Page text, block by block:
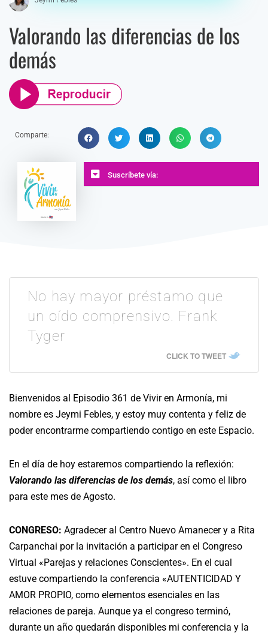
Valorando las diferencias de los
demás
Comparte:
Suscríbete vía:
No hay mayor préstamo que
un oído comprensivo. Frank
Tyger
CLICK TO TWEET
Bienvenidos al Episodio 361 de Vivir en Armonía, mi
nombre es Jeymi Febles, y estoy muy contenta y feliz de
poder encontrarme compartiendo contigo en este Espacio.
En el día de hoy estaremos compartiendo la reflexión:
Valorando las diferencias de los demás, así como el libro
para este mes de Agosto.
CONGRESO: Agradecer al Centro Nuevo Amanecer y a Rita
Carpanchai por la invitación a participar en el Congreso
Virtual «Parejas y relaciones Conscientes». En el cual
estuve compartiendo la conferencia «AUTENTICIDAD Y
AMOR PROPIO, como elementos esenciales en las
relaciones de pareja. Aunque ya el congreso terminó,
durante un año quedarán disponibles mi conferencia y la